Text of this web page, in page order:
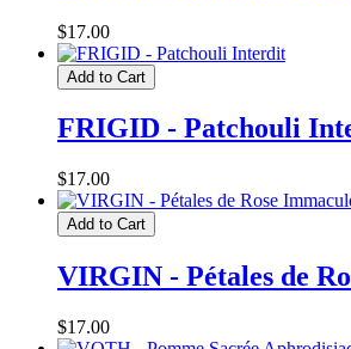
$17.00
Add to Cart
FRIGID - Patchouli
$17.00
Add to Cart
VIRGIN - Pétales de
$17.00